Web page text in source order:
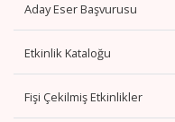
Aday Eser Başvurusu
Etkinlik Kataloğu
Fişi Çekilmiş Etkinlikler